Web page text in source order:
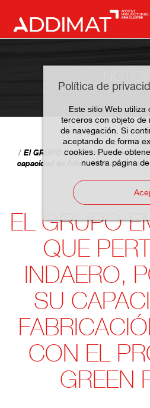
Política de
Este sitio Web
terceros con objeto de
de navegación. Si
aceptando de forma
cookies. Puede
nuestra página de
Home
El GRUPO EMERGY, al que
capacidad en fabricación aditiva con
EL GRUPO
QUE
INDAERO,
SU
CON EL
GREEN